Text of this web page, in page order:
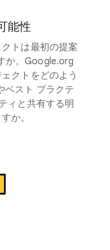
能性
トは最初の提案
か。Google.org
クトをどのよう
ベスト プラクテ
ィと共有する明
か。